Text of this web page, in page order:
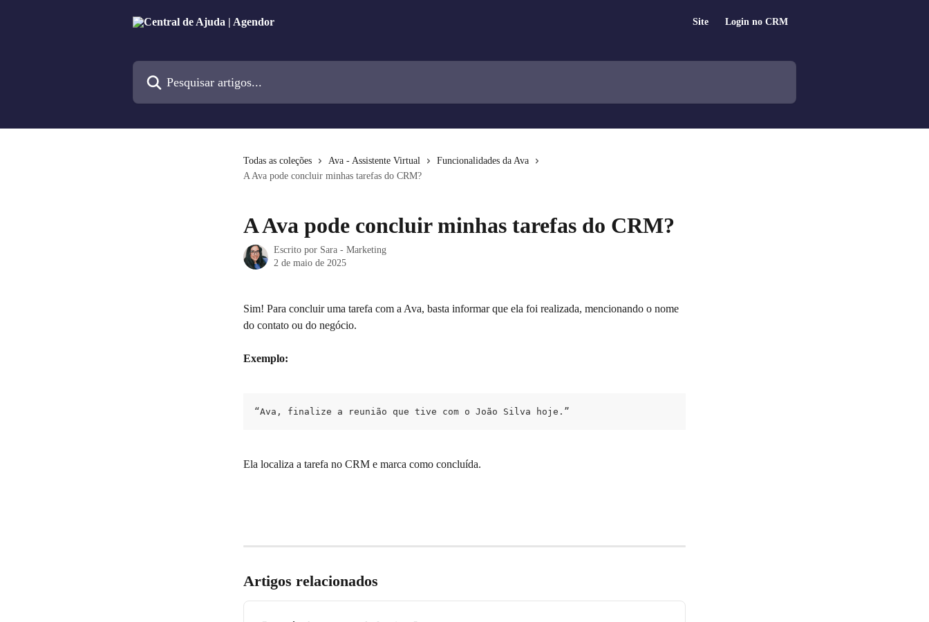
Site Login no CRM
Todas as coleções Ava - Assistente Virtual
Funcionalidades da Ava
A Ava pode concluir minhas tarefas do CRM?
A Ava pode concluir minhas tarefas do CRM?
Escrito por Sara - Marketing
2 de maio de 2025
Sim! Para concluir uma tarefa com a Ava, basta informar que ela foi realizada, mencionando o nome
do contato ou do negócio.
Exemplo:
“Ava, finalize a reunião que tive com o João Silva hoje.”
Ela localiza a tarefa no CRM e marca como concluída.
Artigos relacionados